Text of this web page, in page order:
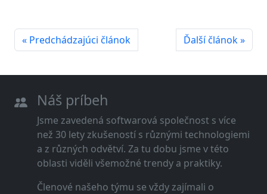
« Predchádzajúci článok Ďalší článok »
Náš príbeh
Jsme zavedená softwarová společnost s více
než 30 lety zkušeností s různými technologiemi
a z různých odvětví. Za tu dobu jsme v této
oblasti viděli všemožné trendy a praktiky.
Členové našeho týmu se vždy zajímali o